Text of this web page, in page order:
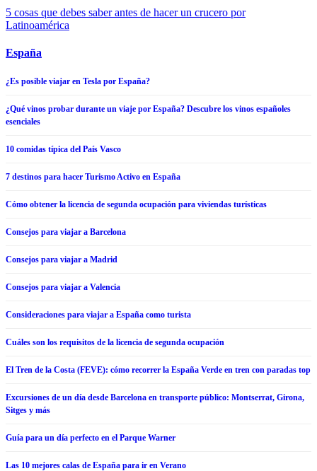
5 cosas que debes saber antes de hacer un crucero por
Latinoamérica
España
¿Es posible viajar en Tesla por España?
¿Qué vinos probar durante un viaje por España? Descubre los vinos españoles
esenciales
10 comidas típica del País Vasco
7 destinos para hacer Turismo Activo en España
Cómo obtener la licencia de segunda ocupación para viviendas turísticas
Consejos para viajar a Barcelona
Consejos para viajar a Madrid
Consejos para viajar a Valencia
Consideraciones para viajar a España como turista
Cuáles son los requisitos de la licencia de segunda ocupación
El Tren de la Costa (FEVE): cómo recorrer la España Verde en tren con paradas top
Excursiones de un día desde Barcelona en transporte público: Montserrat, Girona,
Sitges y más
Guía para un día perfecto en el Parque Warner
Las 10 mejores calas de España para ir en Verano